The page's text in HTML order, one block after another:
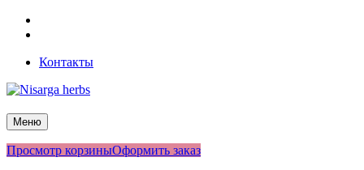
Перейти
Контакты
Nisarga herbs
Меню
Просмотр корзиныОформить заказ